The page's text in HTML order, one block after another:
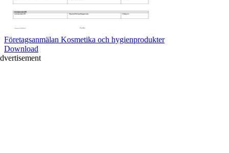
Företagsanmälan Kosmetika och hygienprodukter
Download